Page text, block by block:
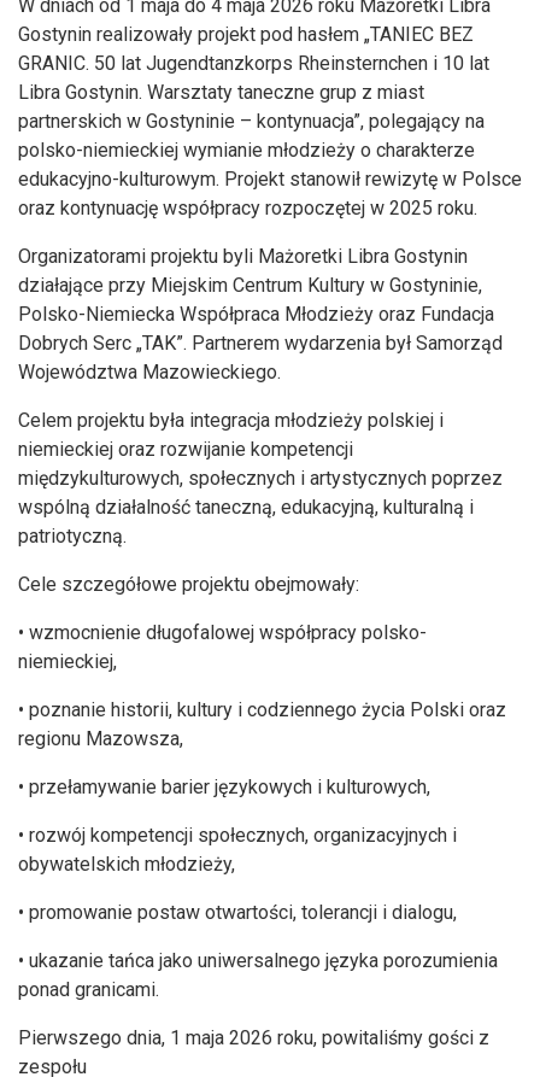
W dniach od 1 maja do 4 maja 2026 roku Mażoretki Libra
Gostynin realizowały projekt pod hasłem „TANIEC BEZ
GRANIC. 50 lat Jugendtanzkorps Rheinsternchen i 10 lat
Libra Gostynin. Warsztaty taneczne grup z miast
partnerskich w Gostyninie – kontynuacja”, polegający na
polsko-niemieckiej wymianie młodzieży o charakterze
edukacyjno-kulturowym. Projekt stanowił rewizytę w Polsce
oraz kontynuację współpracy rozpoczętej w 2025 roku.
Organizatorami projektu byli Mażoretki Libra Gostynin
działające przy Miejskim Centrum Kultury w Gostyninie,
Polsko-Niemiecka Współpraca Młodzieży oraz Fundacja
Dobrych Serc „TAK”. Partnerem wydarzenia był Samorząd
Województwa Mazowieckiego.
Celem projektu była integracja młodzieży polskiej i
niemieckiej oraz rozwijanie kompetencji
międzykulturowych, społecznych i artystycznych poprzez
wspólną działalność taneczną, edukacyjną, kulturalną i
patriotyczną.
Cele szczegółowe projektu obejmowały:
• wzmocnienie długofalowej współpracy polsko-
niemieckiej,
• poznanie historii, kultury i codziennego życia Polski oraz
regionu Mazowsza,
• przełamywanie barier językowych i kulturowych,
• rozwój kompetencji społecznych, organizacyjnych i
obywatelskich młodzieży,
• promowanie postaw otwartości, tolerancji i dialogu,
• ukazanie tańca jako uniwersalnego języka porozumienia
ponad granicami.
Pierwszego dnia, 1 maja 2026 roku, powitaliśmy gości z
zespołu